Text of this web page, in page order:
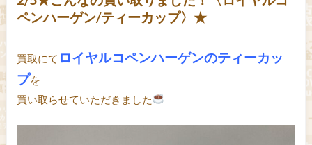
ペンハーゲン/ティーカップ〉★
買取にて ロイヤルコペンハーゲンのティーカッ
プを
買い取らせていただきました